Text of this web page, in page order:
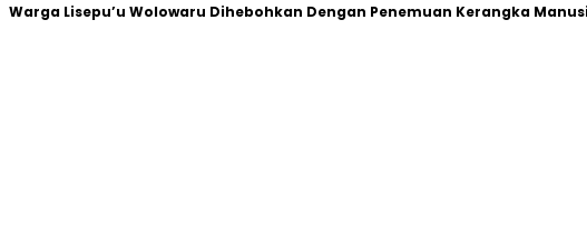
Warga Lisepu’u Wolowaru Dihebohkan Dengan Penemuan Kerangka Manusia